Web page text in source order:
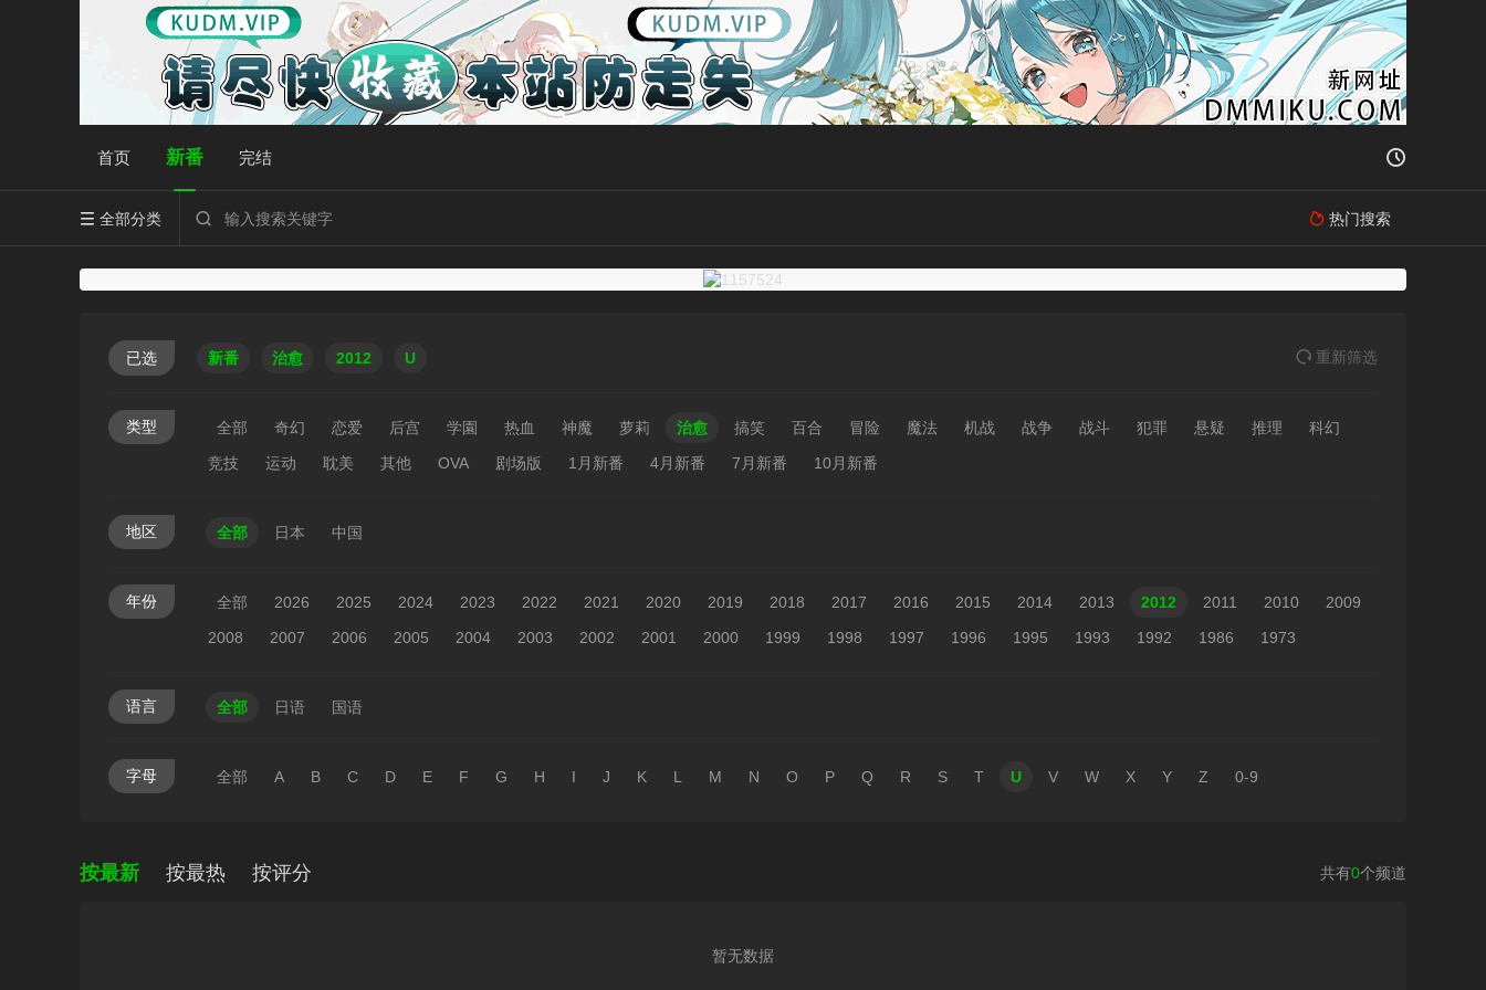
首页 新番 完结 
 全部分类   热门搜索
已选 新番 治愈 2012 U  重新筛选
类型 全部 奇幻 恋爱 后宫 学園 热血 神魔 萝莉 治愈 搞笑 百合 冒险 魔法 机战 战争 战斗 犯罪 悬疑 推理
科幻
竞技
运动 耽美 其他 OVA 剧场版 1月新番 4月新番 7月新番 10月新番
地区 全部 日本 中国
年份 全部 2026 2025 2024 2023 2022 2021 2020 2019 2018 2017 2016 2015 2014 2013 2012 2011 2010
2009
2008
2007 2006 2005 2004 2003 2002 2001 2000 1999 1998 1997 1996 1995 1993 1992 1986 1973
语言 全部 日语 国语
字母 全部 A B C D E F G H I J K L M N O P Q R S T U V W X Y Z 0-9
按最新 按最热 按评分 共有0个频道
暂无数据